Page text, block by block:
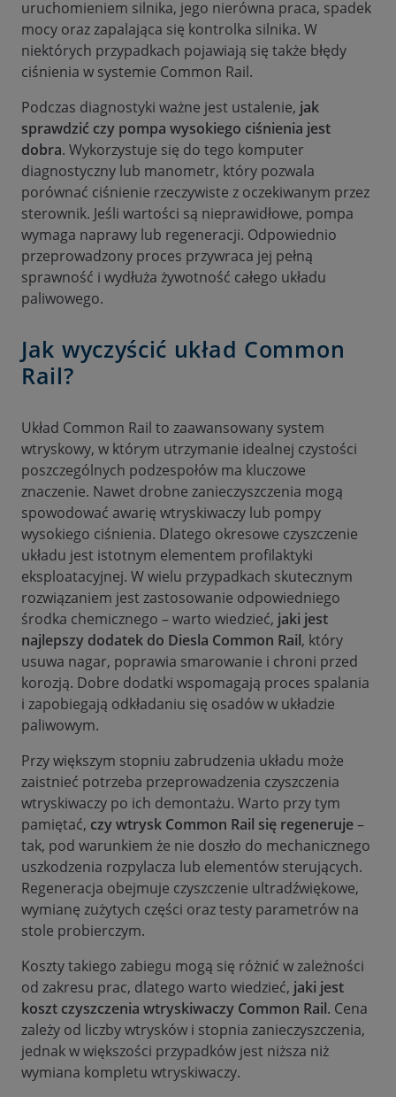
uruchomieniem silnika, jego nierówna praca, spadek
mocy oraz zapalająca się kontrolka silnika. W
niektórych przypadkach pojawiają się także błędy
ciśnienia w systemie Common Rail.
Podczas diagnostyki ważne jest ustalenie, jak
sprawdzić czy pompa wysokiego ciśnienia jest
dobra. Wykorzystuje się do tego komputer
diagnostyczny lub manometr, który pozwala
porównać ciśnienie rzeczywiste z oczekiwanym przez
sterownik. Jeśli wartości są nieprawidłowe, pompa
wymaga naprawy lub regeneracji. Odpowiednio
przeprowadzony proces przywraca jej pełną
sprawność i wydłuża żywotność całego układu
paliwowego.
Jak wyczyścić układ Common
Rail?
Układ Common Rail to zaawansowany system
wtryskowy, w którym utrzymanie idealnej czystości
poszczególnych podzespołów ma kluczowe
znaczenie. Nawet drobne zanieczyszczenia mogą
spowodować awarię wtryskiwaczy lub pompy
wysokiego ciśnienia. Dlatego okresowe czyszczenie
układu jest istotnym elementem profilaktyki
eksploatacyjnej. W wielu przypadkach skutecznym
rozwiązaniem jest zastosowanie odpowiedniego
środka chemicznego – warto wiedzieć, jaki jest
najlepszy dodatek do Diesla Common Rail, który
usuwa nagar, poprawia smarowanie i chroni przed
korozją. Dobre dodatki wspomagają proces spalania
i zapobiegają odkładaniu się osadów w układzie
paliwowym.
Przy większym stopniu zabrudzenia układu może
zaistnieć potrzeba przeprowadzenia czyszczenia
wtryskiwaczy po ich demontażu. Warto przy tym
pamiętać, czy wtrysk Common Rail się regeneruje–
tak, pod warunkiem że nie doszło do mechanicznego
uszkodzenia rozpylacza lub elementów sterujących.
Regeneracja obejmuje czyszczenie ultradźwiękowe,
wymianę zużytych części oraz testy parametrów na
stole probierczym.
Koszty takiego zabiegu mogą się różnić w zależności
od zakresu prac, dlatego warto wiedzieć, jaki jest
koszt czyszczenia wtryskiwaczy Common Rail. Cena
zależy od liczby wtrysków i stopnia zanieczyszczenia,
jednak w większości przypadków jest niższa niż
wymiana kompletu wtryskiwaczy.